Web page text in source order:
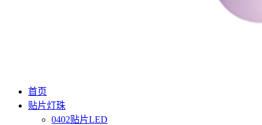
首页
贴片灯珠
0402贴片LED